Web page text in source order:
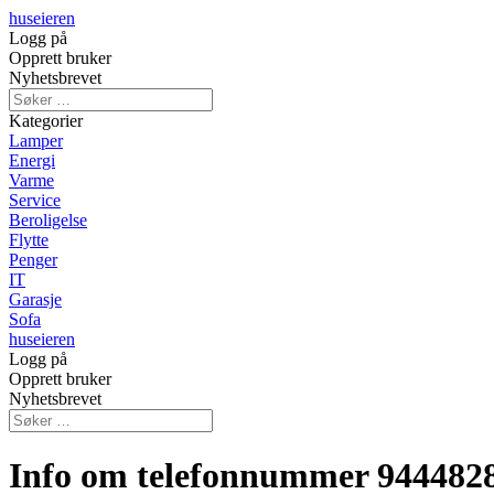
huseieren
Logg på
Opprett bruker
Nyhetsbrevet
Kategorier
Lamper
Energi
Varme
Service
Beroligelse
Flytte
Penger
IT
Garasje
Sofa
huseieren
Logg på
Opprett bruker
Nyhetsbrevet
Info om telefonnummer